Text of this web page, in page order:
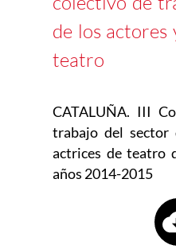
de los actores
teatro
CATALUÑA. III
trabajo del sector
actrices de teatro
años 2014-2015